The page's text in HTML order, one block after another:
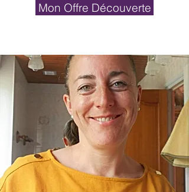
Mon Offre Découverte